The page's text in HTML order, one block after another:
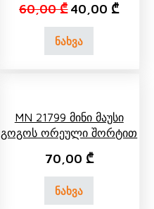
60,00₾ Original price
40,00 ₾
ნახვა
MN 21799 Მინი Მაუსი
Გოგოს Ორეული Შორტით
70,00 ₾
ნახვა